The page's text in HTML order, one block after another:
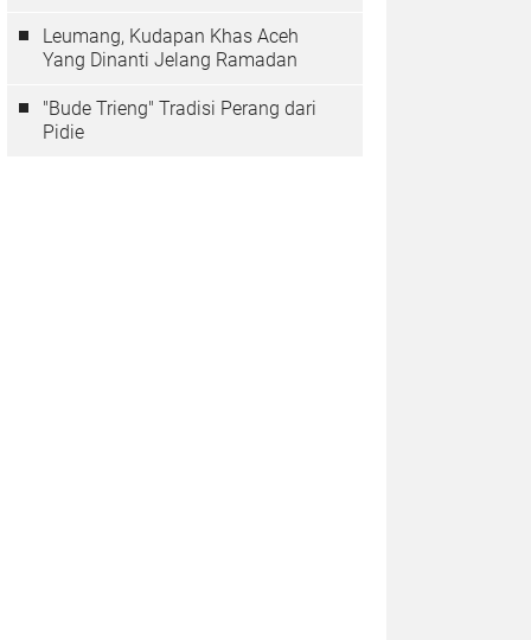
Leumang, Kudapan Khas Aceh
Yang Dinanti Jelang Ramadan
"Bude Trieng" Tradisi Perang dari
Pidie